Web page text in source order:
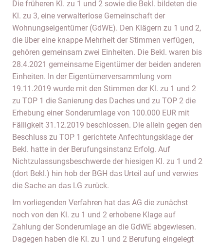
Die früheren Kl. zu 1 und 2 sowie die Bekl. bildeten die
Kl. zu 3, eine verwalterlose Gemeinschaft der
Wohnungseigentümer (GdWE). Den Klägern zu 1 und 2,
die über eine knappe Mehrheit der Stimmen verfügen,
gehören gemeinsam zwei Einheiten. Die Bekl. waren bis
28.4.2021 gemeinsame Eigentümer der beiden anderen
Einheiten. In der Eigentümerversammlung vom
19.11.2019 wurde mit den Stimmen der Kl. zu 1 und 2
zu TOP 1 die Sanierung des Daches und zu TOP 2 die
Erhebung einer Sonderumlage von 100.000 EUR mit
Fälligkeit 31.12.2019 beschlossen. Die allein gegen den
Beschluss zu TOP 1 gerichtete Anfechtungsklage der
Bekl. hatte in der Berufungsinstanz Erfolg. Auf
Nichtzulassungsbeschwerde der hiesigen Kl. zu 1 und 2
(dort Bekl.) hin hob der BGH das Urteil auf und verwies
die Sache an das LG zurück.
Im vorliegenden Verfahren hat das AG die zunächst
noch von den Kl. zu 1 und 2 erhobene Klage auf
Zahlung der Sonderumlage an die GdWE abgewiesen.
Dagegen haben die Kl. zu 1 und 2 Berufung eingelegt